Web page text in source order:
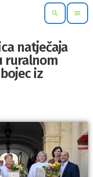
search menu
natječaja
ruralnom
iz